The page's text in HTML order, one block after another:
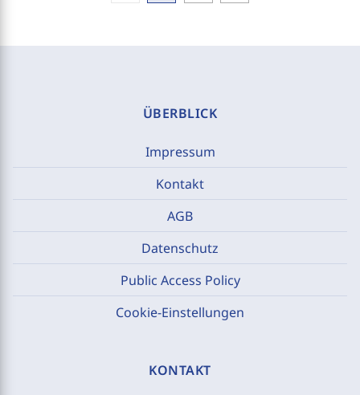
ÜBERBLICK
Impressum
Kontakt
AGB
Datenschutz
Public Access Policy
Cookie-Einstellungen
KONTAKT